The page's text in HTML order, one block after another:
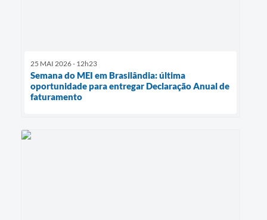
25 MAI 2026 - 12h23
Semana do MEI em Brasilândia: última
oportunidade para entregar Declaração Anual de
faturamento